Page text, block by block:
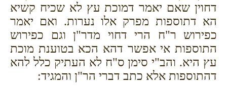
דחוין שאם יאמר דמוכת עץ לא שכיח קשיא
הא דתוספות מפרק אלו נערות. ואם יאמר
כפירוש ר"ח הרי דחוי מדר"ן וגם כפירוש
התוספות אי אפשר דהא הכא בטוענת מוכת
עץ היא. והב"י סימן ס"ח לא העתיק כלל להא
דהתוספות אלא כתב דברי הר"ן והמגיד: